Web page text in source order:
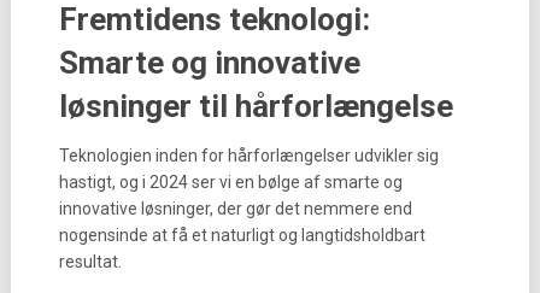
Fremtidens teknologi:
Smarte og innovative
løsninger til hårforlængelse
Teknologien inden for hårforlængelser udvikler sig
hastigt, og i 2024 ser vi en bølge af smarte og
innovative løsninger, der gør det nemmere end
nogensinde at få et naturligt og langtidsholdbart
resultat.